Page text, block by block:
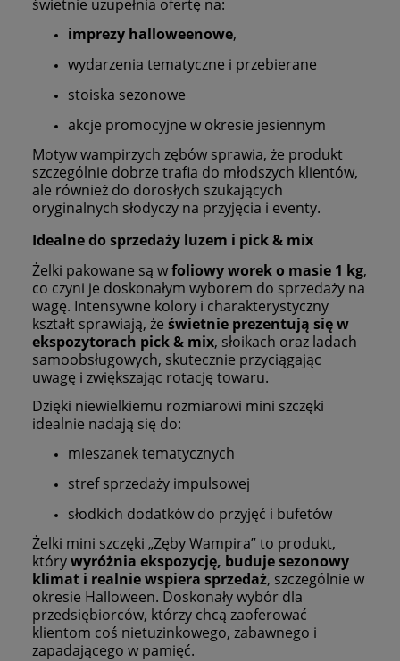
świetnie uzupełnia ofertę na:
imprezy halloweenowe,
wydarzenia tematyczne i przebierane
stoiska sezonowe
akcje promocyjne w okresie jesiennym
Motyw wampirzych zębów sprawia, że produkt
szczególnie dobrze trafia do młodszych klientów,
ale również do dorosłych szukających
oryginalnych słodyczy na przyjęcia i eventy.
Idealne do sprzedaży luzem i pick & mix
Żelki pakowane są wfoliowy worek o masie 1 kg,
co czyni je doskonałym wyborem do sprzedaży na
wagę. Intensywne kolory i charakterystyczny
kształt sprawiają, że świetnie prezentują się w
ekspozytorach pick & mix, słoikach oraz ladach
samoobsługowych, skutecznie przyciągając
uwagę i zwiększając rotację towaru.
Dzięki niewielkiemu rozmiarowi mini szczęki
idealnie nadają się do:
mieszanek tematycznych
stref sprzedaży impulsowej
słodkich dodatków do przyjęć i bufetów
Żelki mini szczęki „Zęby Wampira” to produkt,
którywyróżnia ekspozycję, buduje sezonowy
klimat i realnie wspiera sprzedaż, szczególnie w
okresie Halloween. Doskonały wybór dla
przedsiębiorców, którzy chcą zaoferować
klientom coś nietuzinkowego, zabawnego i
zapadającego w pamięć.